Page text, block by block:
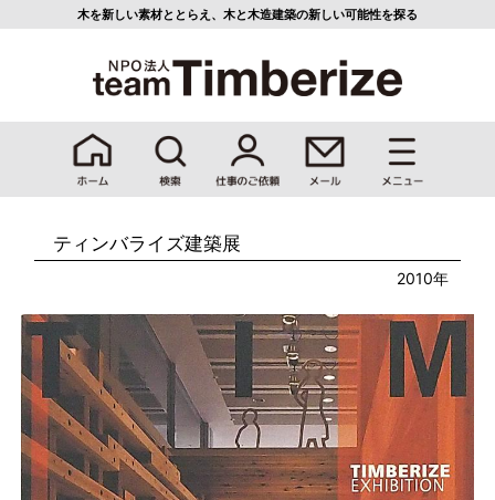
木を新しい素材ととらえ、 木と木造建築の新しい可能性を探る
ティンバライズ建築展
2010年